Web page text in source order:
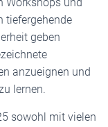
tiefergehende
geben
anzueignen und
lernen.
sowohl mit vielen